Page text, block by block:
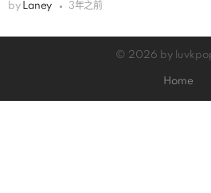
by Laney 3年之前
© 2026 by
Home